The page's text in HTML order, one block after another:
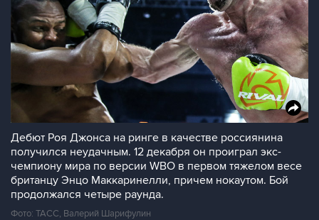
Дебют Роя Джонса на ринге в качестве россиянина
получился неудачным. 12 декабря он проиграл экс-
чемпиону мира по версии WBO в первом тяжелом весе
британцу Энцо Маккаринелли, причем нокаутом. Бой
продолжался четыре раунда.
Фото: ТАСС, Валерий Шарифулин